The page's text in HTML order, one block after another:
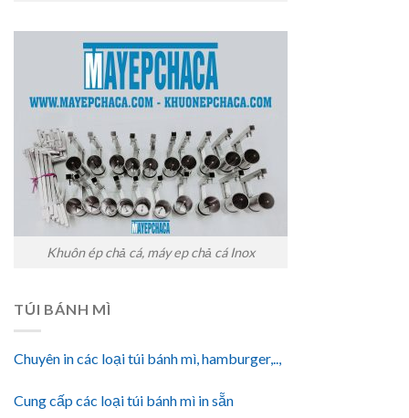
Khuôn ép chả cá, máy ep chả cá Inox
TÚI BÁNH MÌ
Chuyên in các loại túi bánh mì, hamburger,..,
Cung cấp các loại túi bánh mì in sẵn